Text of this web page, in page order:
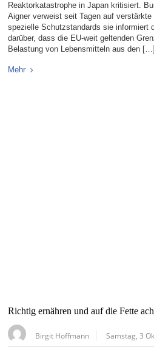
Reaktorkatastrophe in Japan kritisiert.
Aigner verweist seit Tagen auf
spezielle Schutzstandards sie informiert
darüber, dass die EU-weit geltenden
Belastung von Lebensmitteln aus den […]
Mehr
Richtig ernähren und auf die Fette
Birgit Hoffmann Samstag, 3